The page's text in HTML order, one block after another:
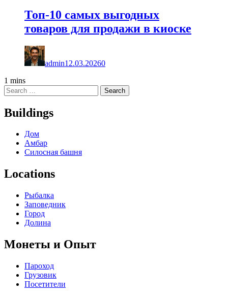
Топ-10 самых выгодных
товаров для продажи в киоске
admin12.03.20260
1 mins
Buildings
Дом
Амбар
Силосная башня
Locations
Рыбалка
Заповедник
Город
Долина
Монеты и Опыт
Пароход
Грузовик
Посетители